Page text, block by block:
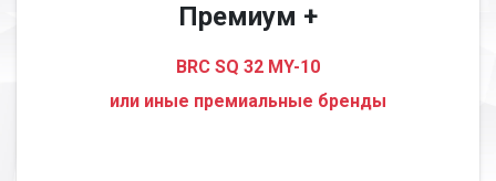
Премиум +
BRC SQ 32 MY-10
или иные премиальные бренды